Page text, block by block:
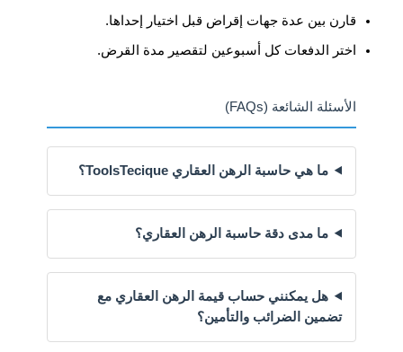
قارن بين عدة جهات إقراض قبل اختيار إحداها.
اختر الدفعات كل أسبوعين لتقصير مدة القرض.
الأسئلة الشائعة (FAQs)
ما هي حاسبة الرهن العقاري ToolsTecique؟
ما مدى دقة حاسبة الرهن العقاري؟
هل يمكنني حساب قيمة الرهن العقاري مع
تضمين الضرائب والتأمين؟